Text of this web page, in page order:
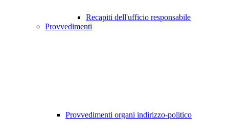
Recapiti dell'ufficio responsabile
Provvedimenti
Provvedimenti organi indirizzo-politico